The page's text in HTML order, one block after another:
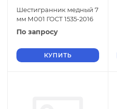
Шестигранник медный 7
мм М001 ГОСТ 1535-2016
По запросу
КУПИТЬ